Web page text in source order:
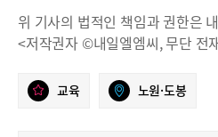
위 기사의 법적인 책임과 권한은
<저작권자 ©내일엘엠씨, 무단 전
교육 노원·도봉